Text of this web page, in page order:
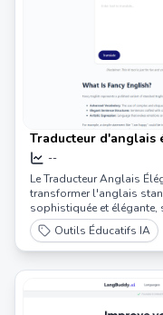
Traducteur d'anglais
élégant
--
Le Traducteur Anglais
transformer l'anglais
sophistiquée et élégante,
Outils Éducatifs IA